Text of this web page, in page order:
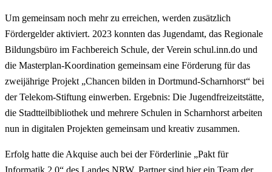
Um gemeinsam noch mehr zu erreichen, werden zusätzlich
Fördergelder aktiviert. 2023 konnten das Jugendamt, das Regionale
Bildungsbüro im Fachbereich Schule, der Verein schul.inn.do und
die Masterplan-Koordination gemeinsam eine Förderung für das
zweijährige Projekt „Chancen bilden in Dortmund-Scharnhorst“ bei
der Telekom-Stiftung einwerben. Ergebnis: Die Jugendfreizeitstätte,
die Stadtteilbibliothek und mehrere Schulen in Scharnhorst arbeiten
nun in digitalen Projekten gemeinsam und kreativ zusammen.
Erfolg hatte die Akquise auch bei der Förderlinie „Pakt für
Informatik 2.0“ des Landes NRW. Partner sind hier ein Team der